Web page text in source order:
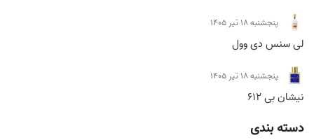
پنجشنبه 18 تیر 1405
لی سنس دی وول
پنجشنبه 18 تیر 1405
نیشان بی 612
دسته بندی